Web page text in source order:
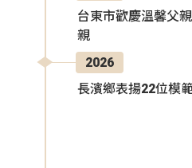
台東市歡慶溫馨父
親
2026
長濱鄉表揚22位模